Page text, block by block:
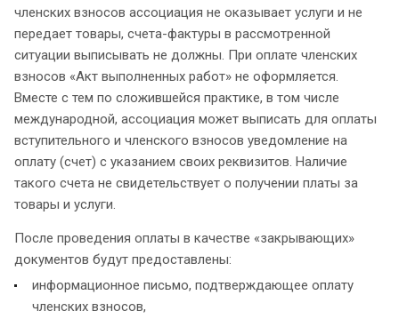
членских взносов ассоциация не оказывает услуги и не
передает товары, счета-фактуры в рассмотренной
ситуации выписывать не должны. При оплате членских
взносов «Акт выполненных работ» не оформляется.
Вместе с тем по сложившейся практике, в том числе
международной, ассоциация может выписать для оплаты
вступительного и членского взносов уведомление на
оплату (счет) с указанием своих реквизитов. Наличие
такого счета не свидетельствует о получении платы за
товары и услуги.
После проведения оплаты в качестве «закрывающих»
документов будут предоставлены:
информационное письмо, подтверждающее оплату
членских взносов,